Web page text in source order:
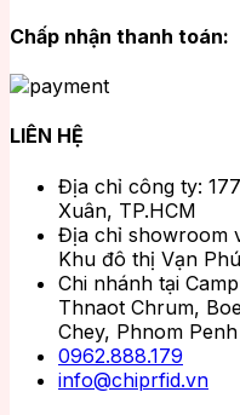
Chấp nhận thanh toán:
LIÊN HỆ
Địa chỉ công ty:
Xuân, TP.HCM
Địa chỉ showroom
Khu đô thị Vạn
Chi nhánh tại
Thnaot Chrum,
Chey, Phnom Penh
0962.888.179
info@chiprfid.vn